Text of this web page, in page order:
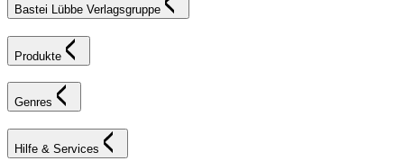
Bastei Lübbe Verlagsgruppe
Produkte
Genres
Hilfe & Services